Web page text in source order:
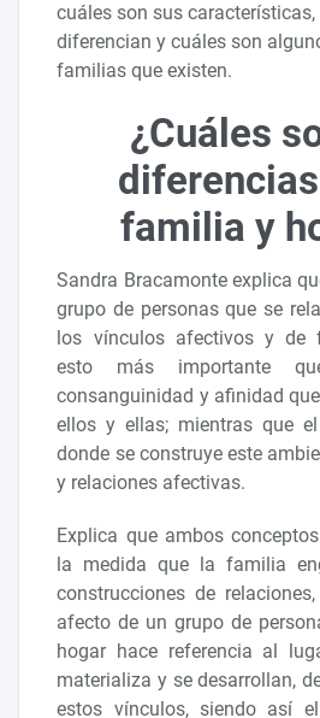
cuáles son sus características,
diferencian y cuáles son
familias que existen.
¿Cuáles
familia y
Sandra Bracamonte explica
grupo de personas que se
los vínculos afectivos y de
esto más importante
consanguinidad y afinidad
ellos y ellas; mientras que
donde se construye este
y relaciones afectivas.
Explica que ambos
la medida que la familia
construcciones de
afecto de un grupo de
hogar hace referencia al
materializa y se desarrollan,
estos vínculos, siendo así